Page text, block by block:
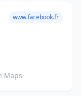
www.facebook.fr
Maps